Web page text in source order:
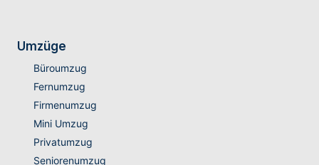
Umzüge
Büroumzug
Fernumzug
Firmenumzug
Mini Umzug
Privatumzug
Seniorenumzug